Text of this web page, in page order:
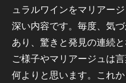
ュラルワインをマリアー
深い内容です。毎度、気
あり、驚きと発見の連続
ご様子やマリアージュは
何よりと思います。これ